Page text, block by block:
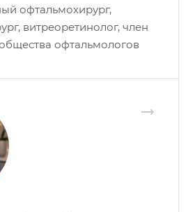
офтальмохирург,
витреоретинолог, член
офтальмологов